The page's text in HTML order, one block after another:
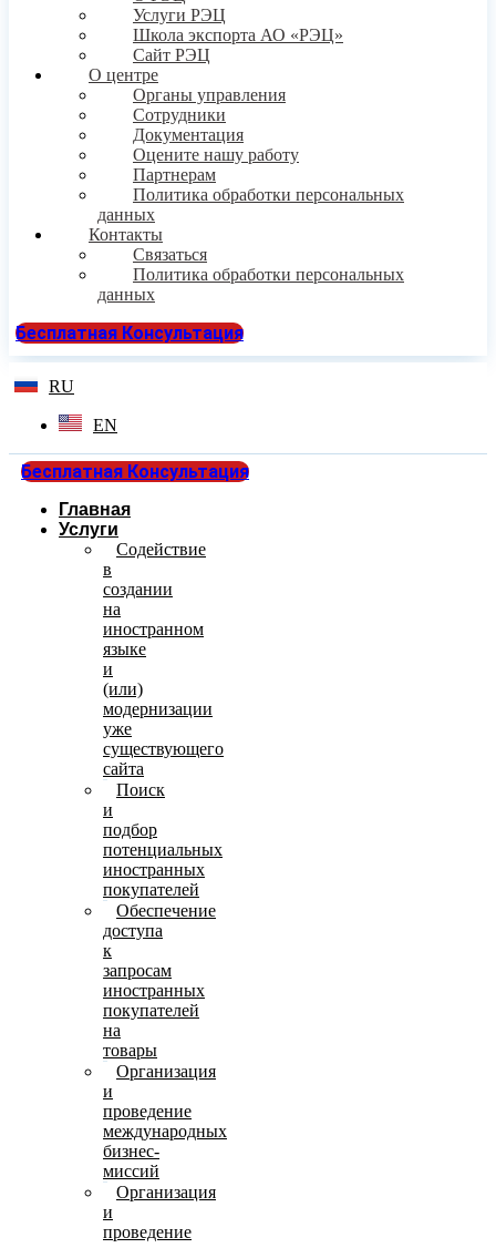
Услуги РЭЦ
Школа экспорта АО «РЭЦ»
Сайт РЭЦ
О центре
Органы управления
Сотрудники
Документация
Оцените нашу работу
Партнерам
Политика обработки персональных
данных
Контакты
Связаться
Политика обработки персональных
данных
Бесплатная Консультация
RU
EN
Бесплатная Консультация
Главная
Услуги
Содействие
в
создании
на
иностранном
языке
и
(или)
модернизации
уже
существующего
сайта
Поиск
и
подбор
потенциальных
иностранных
покупателей
Обеспечение
доступа
к
запросам
иностранных
покупателей
на
товары
Организация
и
проведение
международных
бизнес-
миссий
Организация
и
проведение